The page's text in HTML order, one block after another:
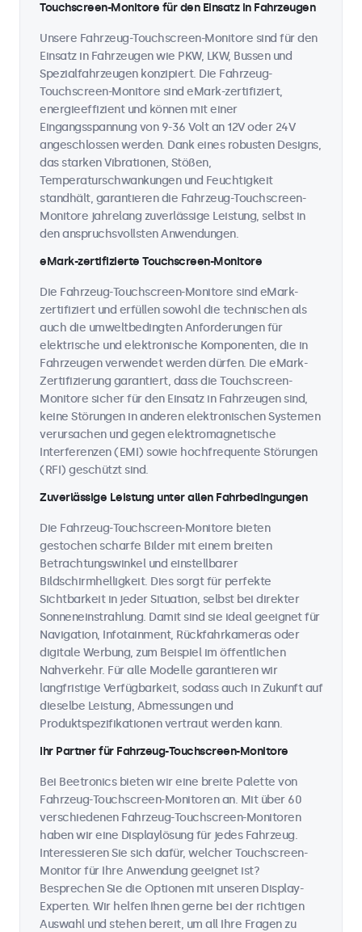
Touchscreen-Monitore für den Einsatz in Fahrzeugen
Unsere Fahrzeug-Touchscreen-Monitore sind für den
Einsatz in Fahrzeugen wie PKW, LKW, Bussen und
Spezialfahrzeugen konzipiert. Die Fahrzeug-
Touchscreen-Monitore sind eMark-zertifiziert,
energieeffizient und können mit einer
Eingangsspannung von 9-36 Volt an 12V oder 24V
angeschlossen werden. Dank eines robusten Designs,
das starken Vibrationen, Stößen,
Temperaturschwankungen und Feuchtigkeit
standhält, garantieren die Fahrzeug-Touchscreen-
Monitore jahrelang zuverlässige Leistung, selbst in
den anspruchsvollsten Anwendungen.
eMark-zertifizierte Touchscreen-Monitore
Die Fahrzeug-Touchscreen-Monitore sind eMark-
zertifiziert und erfüllen sowohl die technischen als
auch die umweltbedingten Anforderungen für
elektrische und elektronische Komponenten, die in
Fahrzeugen verwendet werden dürfen. Die eMark-
Zertifizierung garantiert, dass die Touchscreen-
Monitore sicher für den Einsatz in Fahrzeugen sind,
keine Störungen in anderen elektronischen Systemen
verursachen und gegen elektromagnetische
Interferenzen (EMI) sowie hochfrequente Störungen
(RFI) geschützt sind.
Zuverlässige Leistung unter allen Fahrbedingungen
Die Fahrzeug-Touchscreen-Monitore bieten
gestochen scharfe Bilder mit einem breiten
Betrachtungswinkel und einstellbarer
Bildschirmhelligkeit. Dies sorgt für perfekte
Sichtbarkeit in jeder Situation, selbst bei direkter
Sonneneinstrahlung. Damit sind sie ideal geeignet für
Navigation, Infotainment, Rückfahrkameras oder
digitale Werbung, zum Beispiel im öffentlichen
Nahverkehr. Für alle Modelle garantieren wir
langfristige Verfügbarkeit, sodass auch in Zukunft auf
dieselbe Leistung, Abmessungen und
Produktspezifikationen vertraut werden kann.
Ihr Partner für Fahrzeug-Touchscreen-Monitore
Bei Beetronics bieten wir eine breite Palette von
Fahrzeug-Touchscreen-Monitoren an. Mit über 60
verschiedenen Fahrzeug-Touchscreen-Monitoren
haben wir eine Displaylösung für jedes Fahrzeug.
Interessieren Sie sich dafür, welcher Touchscreen-
Monitor für Ihre Anwendung geeignet ist?
Besprechen Sie die Optionen mit unseren Display-
Experten. Wir helfen Ihnen gerne bei der richtigen
Auswahl und stehen bereit, um all Ihre Fragen zu